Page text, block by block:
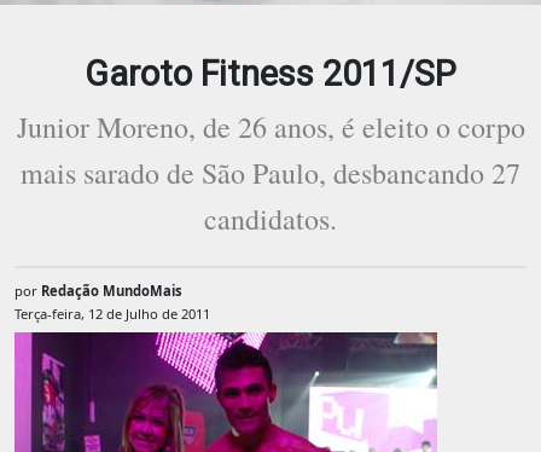
Garoto Fitness 2011/SP
Junior Moreno, de 26 anos, é eleito o corpo
mais sarado de São Paulo, desbancando 27
candidatos.
por Redação MundoMais
Terça-feira, 12 de Julho de 2011